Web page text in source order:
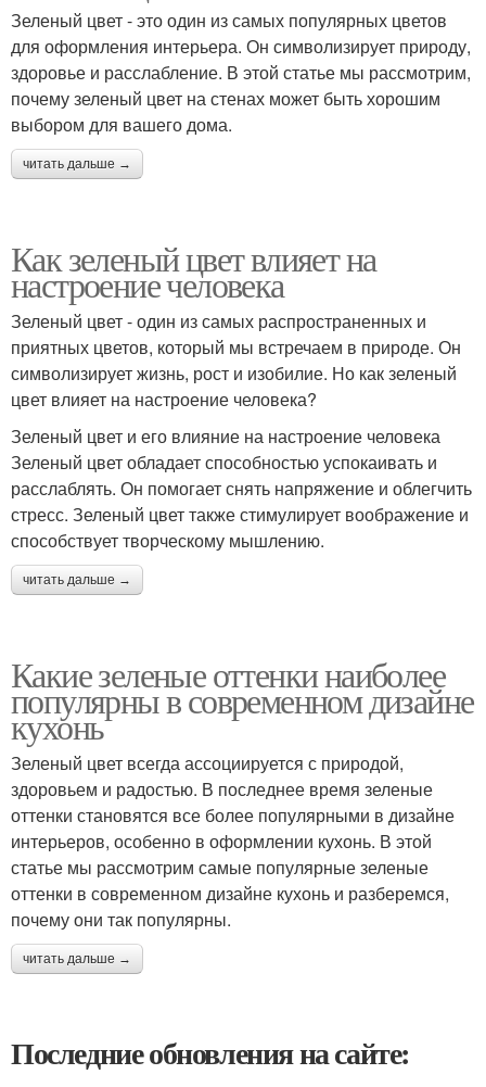
Зеленый цвет - это один из самых популярных цветов
для оформления интерьера. Он символизирует природу,
здоровье и расслабление. В этой статье мы рассмотрим,
почему зеленый цвет на стенах может быть хорошим
выбором для вашего дома.
читать дальше →
Как зеленый цвет влияет на
настроение человека
Зеленый цвет - один из самых распространенных и
приятных цветов, который мы встречаем в природе. Он
символизирует жизнь, рост и изобилие. Но как зеленый
цвет влияет на настроение человека?
Зеленый цвет и его влияние на настроение человека
Зеленый цвет обладает способностью успокаивать и
расслаблять. Он помогает снять напряжение и облегчить
стресс. Зеленый цвет также стимулирует воображение и
способствует творческому мышлению.
читать дальше →
Какие зеленые оттенки наиболее
популярны в современном дизайне
кухонь
Зеленый цвет всегда ассоциируется с природой,
здоровьем и радостью. В последнее время зеленые
оттенки становятся все более популярными в дизайне
интерьеров, особенно в оформлении кухонь. В этой
статье мы рассмотрим самые популярные зеленые
оттенки в современном дизайне кухонь и разберемся,
почему они так популярны.
читать дальше →
Последние обновления на сайте: